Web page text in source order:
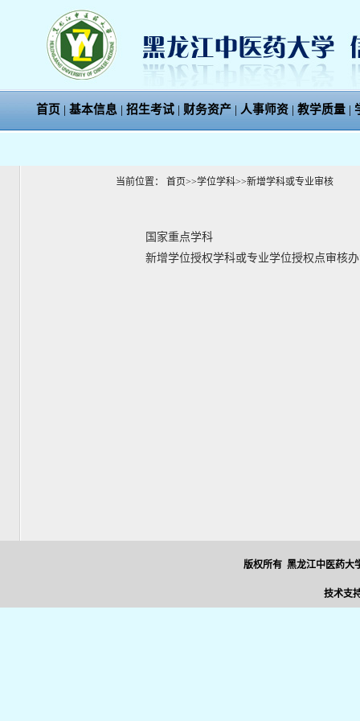
首页 | 基本信息 | 招生考试 | 财务资产 | 人事师资 | 教学质量 |
当前位置： 首页>>学位学科>>新增学科或专业审核
国家重点学科
新增学位授权学科或专业学位授权点审核
版权所有 黑龙江中医药大
技术支